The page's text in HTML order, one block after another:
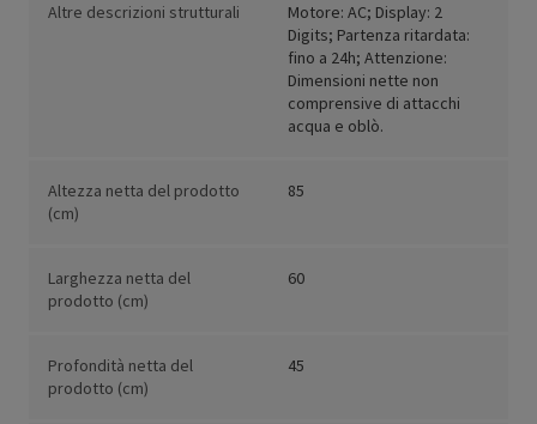
Altre descrizioni strutturali
Motore: AC; Display: 2
Digits; Partenza ritardata:
fino a 24h; Attenzione:
Dimensioni nette non
comprensive di attacchi
acqua e oblò.
Altezza netta del prodotto
(cm)
85
Larghezza netta del
prodotto (cm)
60
Profondità netta del
prodotto (cm)
45